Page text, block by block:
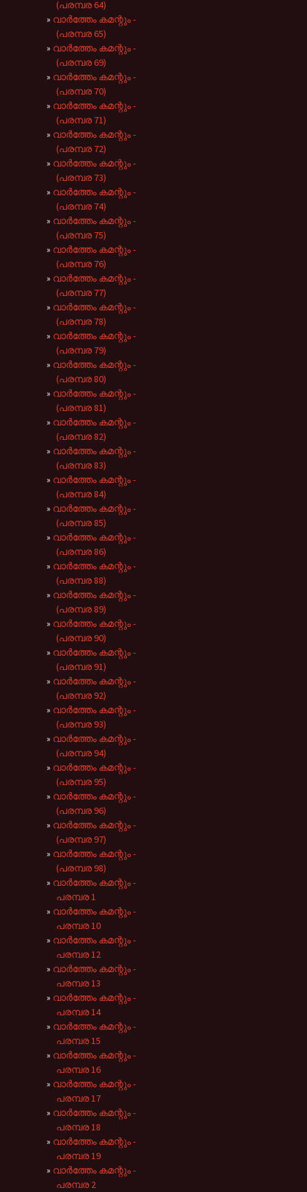
(പരമ്പര 64)
വാർത്തേം കമന്റും -
(പരമ്പര 65)
വാർത്തേം കമന്റും -
(പരമ്പര 69)
വാർത്തേം കമന്റും -
(പരമ്പര 70)
വാർത്തേം കമന്റും -
(പരമ്പര 71)
വാർത്തേം കമന്റും -
(പരമ്പര 72)
വാർത്തേം കമന്റും -
(പരമ്പര 73)
വാർത്തേം കമന്റും -
(പരമ്പര 74)
വാർത്തേം കമന്റും -
(പരമ്പര 75)
വാർത്തേം കമന്റും -
(പരമ്പര 76)
വാർത്തേം കമന്റും -
(പരമ്പര 77)
വാർത്തേം കമന്റും -
(പരമ്പര 78)
വാർത്തേം കമന്റും -
(പരമ്പര 79)
വാർത്തേം കമന്റും -
(പരമ്പര 80)
വാർത്തേം കമന്റും -
(പരമ്പര 81)
വാർത്തേം കമന്റും -
(പരമ്പര 82)
വാർത്തേം കമന്റും -
(പരമ്പര 83)
വാർത്തേം കമന്റും -
(പരമ്പര 84)
വാർത്തേം കമന്റും -
(പരമ്പര 85)
വാർത്തേം കമന്റും -
(പരമ്പര 86)
വാർത്തേം കമന്റും -
(പരമ്പര 88)
വാർത്തേം കമന്റും -
(പരമ്പര 89)
വാർത്തേം കമന്റും -
(പരമ്പര 90)
വാർത്തേം കമന്റും -
(പരമ്പര 91)
വാർത്തേം കമന്റും -
(പരമ്പര 92)
വാർത്തേം കമന്റും -
(പരമ്പര 93)
വാർത്തേം കമന്റും -
(പരമ്പര 94)
വാർത്തേം കമന്റും -
(പരമ്പര 95)
വാർത്തേം കമന്റും -
(പരമ്പര 96)
വാർത്തേം കമന്റും -
(പരമ്പര 97)
വാർത്തേം കമന്റും -
(പരമ്പര 98)
വാർത്തേം കമന്റും -
പരമ്പര 1
വാർത്തേം കമന്റും -
പരമ്പര 10
വാർത്തേം കമന്റും -
പരമ്പര 12
വാർത്തേം കമന്റും -
പരമ്പര 13
വാർത്തേം കമന്റും -
പരമ്പര 14
വാർത്തേം കമന്റും -
പരമ്പര 15
വാർത്തേം കമന്റും -
പരമ്പര 16
വാർത്തേം കമന്റും -
പരമ്പര 17
വാർത്തേം കമന്റും -
പരമ്പര 18
വാർത്തേം കമന്റും -
പരമ്പര 19
വാർത്തേം കമന്റും -
പരമ്പര 2